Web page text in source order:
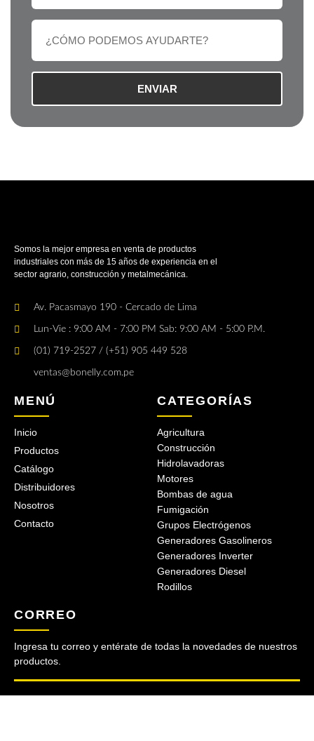
ENVIAR
Somos la mejor empresa en venta de productos
industriales con más de 15 años de experiencia en el
sector agrario, construcción y metalmecánica.
Av. Pacasmayo 190 - Cercado de Lima
Lun-Vie : 9:00 AM - 7:00 PM Sab: 9:00 AM - 5:00 P.M.
(01) 719-2527 / (+51) 905 449 528
ventas@bonelly.com.pe
MENÚ
Inicio
Productos
Catálogo
Distribuidores
Nosotros
Contacto
CATEGORÍAS
Agricultura
Construcción
Hidrolavadoras
Motores
Bombas de agua
Fumigación
Grupos Electrógenos
Generadores Gasolineros
Generadores Inverter
Generadores Diesel
Rodillos
CORREO
Ingresa tu correo y entérate de todas la novedades de nuestros
productos.